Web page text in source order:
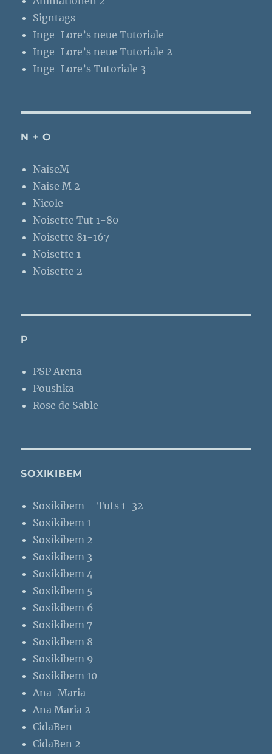
Signtags
Inge-Lore’s neue Tutoriale
Inge-Lore’s neue Tutoriale 2
Inge-Lore’s Tutoriale 3
N + O
NaiseM
Naise M 2
Nicole
Noisette Tut 1-80
Noisette 81-167
Noisette 1
Noisette 2
P
PSP Arena
Poushka
Rose de Sable
SOXIKIBEM
Soxikibem – Tuts 1-32
Soxikibem 1
Soxikibem 2
Soxikibem 3
Soxikibem 4
Soxikibem 5
Soxikibem 6
Soxikibem 7
Soxikibem 8
Soxikibem 9
Soxikibem 10
Ana-Maria
Ana Maria 2
CidaBen
CidaBen 2